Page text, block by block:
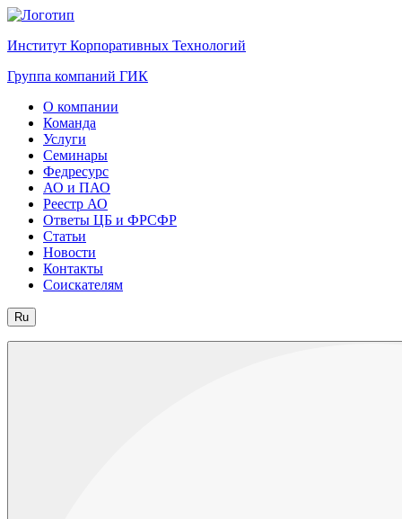
Институт Корпоративных Технологий
Группа компаний ГИК
О компании
Команда
Услуги
Семинары
Федресурс
АО и ПАО
Реестр АО
Ответы ЦБ и ФРСФР
Статьи
Новости
Контакты
Соискателям
Ru